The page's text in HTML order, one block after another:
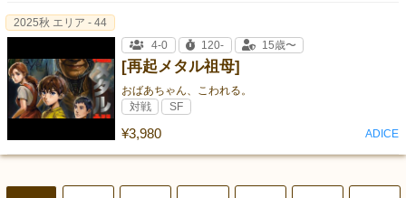
[再起メタル祖母]
おばあちゃん、こわれる。
¥3,980
2025秋 エリア - 44
4-0
120- 15歳〜
対戦 SF
ADICE